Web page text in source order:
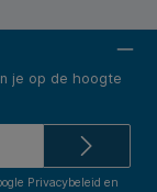
je op de hoogte
Privacybeleid en